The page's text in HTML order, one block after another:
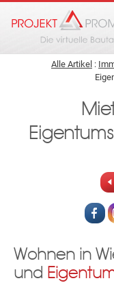
Alle Artikel :
Wohnen in
und